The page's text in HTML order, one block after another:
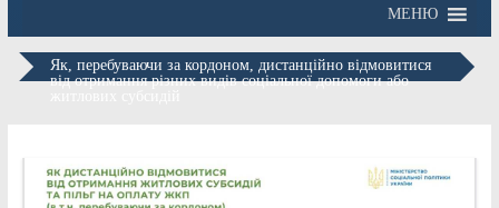
МЕНЮ
Як, перебуваючи за кордоном, дистанційно відмовитися
від отримання різних видів соціальної допомоги або